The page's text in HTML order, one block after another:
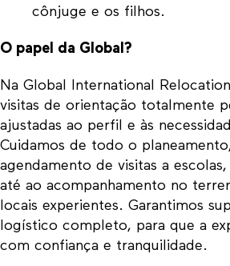
cônjuge e os filhos.
O papel da Global?
Na Global International
visitas de orientação totalmente
ajustadas ao perfil e às
Cuidamos de todo o
agendamento de visitas a
até ao acompanhamento no
locais experientes. Garantimos
logístico completo, para que a
com confiança e tranquilidade.